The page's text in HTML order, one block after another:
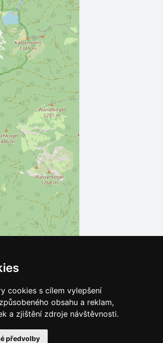
cookies s cílem vylepšení
obsahu a reklam,
a zjištění zdroje návštěvnosti.
předvolby